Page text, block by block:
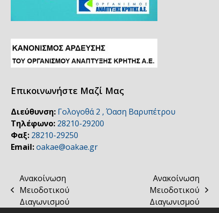
Επικοινωνήστε Μαζί Μας
Διεύθυνση: Γολογοθά 2 , Όαση Βαρυπέτρου
Τηλέφωνο: 28210-29200
Φαξ: 28210-29250
Email: oakae@oakae.gr
previous
post:
Ανακοίνωση
Μειοδοτικού
Διαγωνισμού
post:
Ανακοίνωση
Μειοδοτικού
Διαγωνισμού